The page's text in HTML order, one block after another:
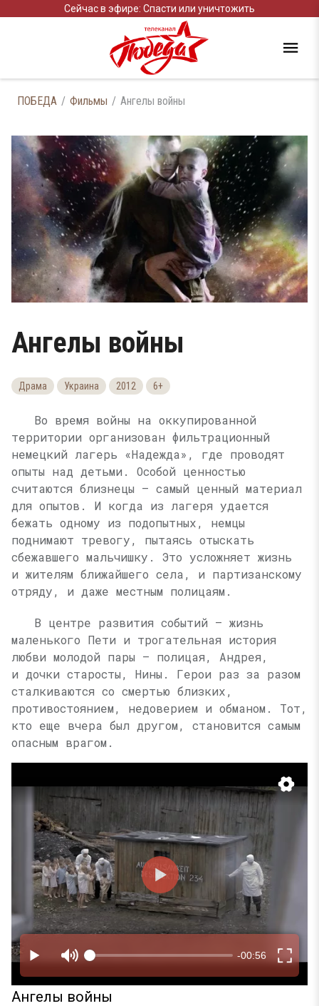
Сейчас в эфире: Спасти или уничтожить
ПОБЕДА Фильмы Ангелы войны
Ангелы войны
Драма Украина 2012 6+
Во время войны на оккупированной
территории организован фильтрационный
немецкий лагерь «Надежда», где проводят
опыты над детьми. Особой ценностью
считаются близнецы — самый ценный материал
для опытов. И когда из лагеря удается
бежать одному из подопытных, немцы
поднимают тревогу, пытаясь отыскать
сбежавшего мальчишку. Это усложняет жизнь
и жителям ближайшего села, и партизанскому
отряду, и даже местным полицаям.
В центре развития событий — жизнь
маленького Пети и трогательная история
любви молодой пары — полицая, Андрея,
и дочки старосты, Нины. Герои раз за разом
сталкиваются со смертью близких,
противостоянием, недоверием и обманом. Тот,
кто еще вчера был другом, становится самым
опасным врагом.
Ангелы войны